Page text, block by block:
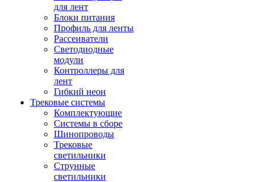
для лент
Блоки питания
Профиль для ленты
Рассеиватели
Светодиодные
модули
Контроллеры для
лент
Гибкий неон
Трековые системы
Комплектующие
Системы в сборе
Шинопроводы
Трековые
светильники
Струнные
светильники